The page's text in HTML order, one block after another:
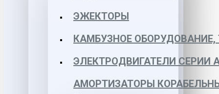
ЭЖЕКТОРЫ
КАМБУЗНОЕ
ЭЛЕКТРОДВИГАТЕЛИ СЕРИИ
АМОРТИЗАТОРЫ